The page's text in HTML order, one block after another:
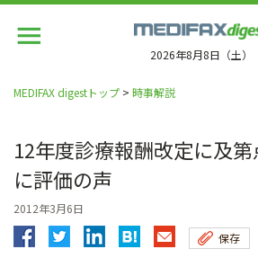
2026年8月8日（土）
MEDIFAX digestトップ > 時事解説
12年度診療報酬改定に
に評価の声
2012年3月6日
保存